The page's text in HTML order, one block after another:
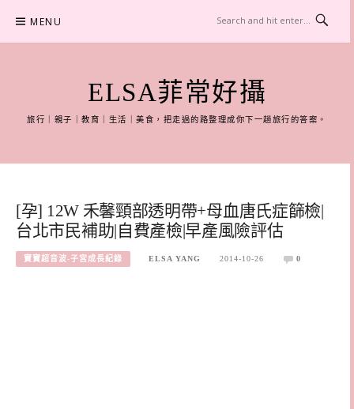
content
MENU
ELSA菲常好攝
旅行｜親子｜教育｜生活｜美食，把走過的路整理成你下一趟旅行的答案。
[孕] 12W 禾馨頸部透明帶+母血唐氏症篩檢|
台北市民補助|自費產檢|早產風險評估
寶寶超音波-子宮成長紀錄 ELSA YANG 2014-10-26 0